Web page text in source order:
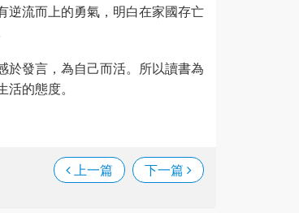
逆流而上的勇氣，明白在家國存亡
於發言，為自己而活。所以讀書為
的態度。
上一篇 下一篇